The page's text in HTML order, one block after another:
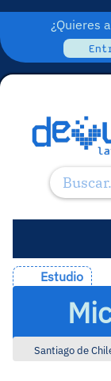
¿Quieres
Estudio
Santiago de